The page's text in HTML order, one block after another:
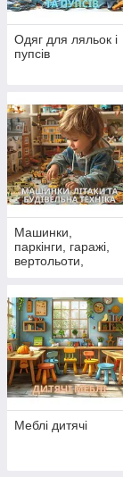
Одяг для ляльок і
пупсів
Машинки,
паркінги, гаражі,
вертольоти,
Меблі дитячі